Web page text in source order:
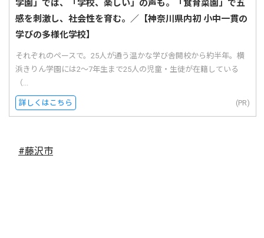
学園」では、「学校、楽しい」の声も。「食育菜園」で五
感を刺激し、社会性を育む。／【神奈川県内初 小中一貫の
学びの多様化学校】
それぞれのペースで。25人が通う温かな学び舎開校から約半年。横
浜きりん学園には2〜7年生まで25人の児童・生徒が在籍している
（...
詳しくはこちら (PR)
#藤沢市